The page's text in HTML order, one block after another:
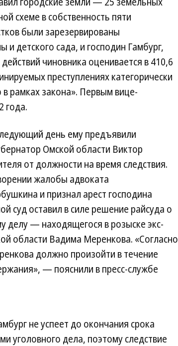
схеме в собственность пяти
были зарезервированы
детского сада, и господин Гамбург,
чиновника оценивается в 410,6
преступлениях категорически
в рамках закона». Первым вице-
года.
день ему предъявили
Омской области Виктор
от должности на время следствия.
жалобы адвоката
и признал арест господина
суд оставил в силе решение райсуда о
делу — находящегося в розыске экс-
области Вадима Меренкова. «Согласно
должно произойти в течение
— пояснили в пресс-службе
не успеет до окончания срока
уголовного дела, поэтому следствие